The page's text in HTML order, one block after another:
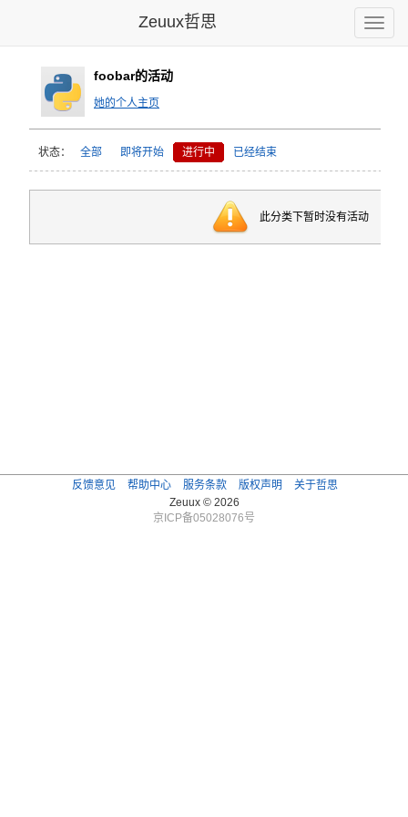
Toggle
Zeuux哲思
foobar的活动
她的个人主页
状态： 全部 即将开始 进行中 已经结束
此分类下暂时没有活动
反馈意见 帮助中心 服务条款 版权声明
关于哲思
Zeuux © 2026
京ICP备05028076号